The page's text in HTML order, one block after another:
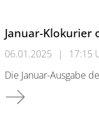
Januar-Klokurier
06.01.2025 |
17:15
Die Januar-Ausgabe
Januar-Klokurier online